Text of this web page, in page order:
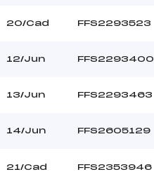
20/Cad FFS2293523
12/Jun FFS2293400
13/Jun FFS2293463
14/Jun FFS2605129
21/Cad FFS2353946